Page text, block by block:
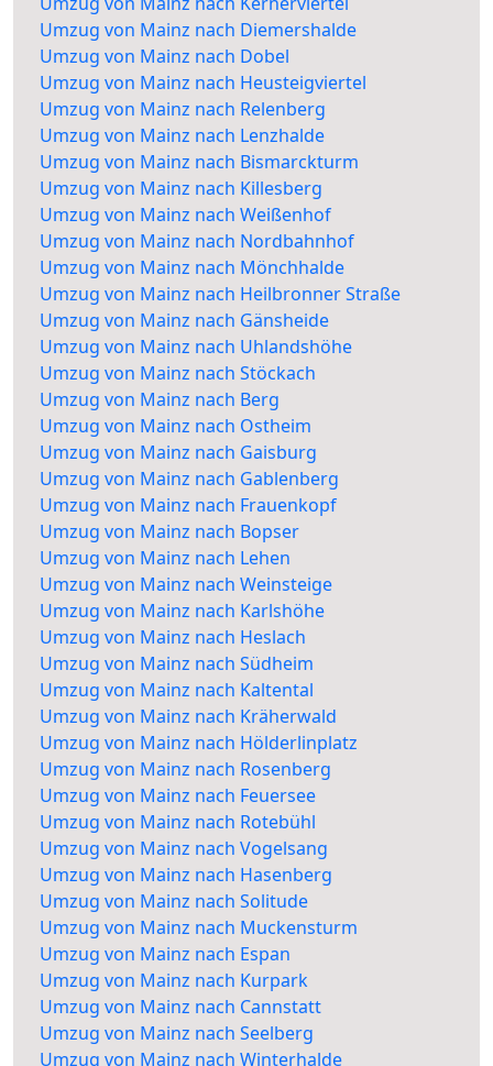
Umzug von Mainz nach Diemershalde
Umzug von Mainz nach Dobel
Umzug von Mainz nach Heusteigviertel
Umzug von Mainz nach Relenberg
Umzug von Mainz nach Lenzhalde
Umzug von Mainz nach Bismarckturm
Umzug von Mainz nach Killesberg
Umzug von Mainz nach Weißenhof
Umzug von Mainz nach Nordbahnhof
Umzug von Mainz nach Mönchhalde
Umzug von Mainz nach Heilbronner Straße
Umzug von Mainz nach Gänsheide
Umzug von Mainz nach Uhlandshöhe
Umzug von Mainz nach Stöckach
Umzug von Mainz nach Berg
Umzug von Mainz nach Ostheim
Umzug von Mainz nach Gaisburg
Umzug von Mainz nach Gablenberg
Umzug von Mainz nach Frauenkopf
Umzug von Mainz nach Bopser
Umzug von Mainz nach Lehen
Umzug von Mainz nach Weinsteige
Umzug von Mainz nach Karlshöhe
Umzug von Mainz nach Heslach
Umzug von Mainz nach Südheim
Umzug von Mainz nach Kaltental
Umzug von Mainz nach Kräherwald
Umzug von Mainz nach Hölderlinplatz
Umzug von Mainz nach Rosenberg
Umzug von Mainz nach Feuersee
Umzug von Mainz nach Rotebühl
Umzug von Mainz nach Vogelsang
Umzug von Mainz nach Hasenberg
Umzug von Mainz nach Solitude
Umzug von Mainz nach Muckensturm
Umzug von Mainz nach Espan
Umzug von Mainz nach Kurpark
Umzug von Mainz nach Cannstatt
Umzug von Mainz nach Seelberg
Umzug von Mainz nach Winterhalde